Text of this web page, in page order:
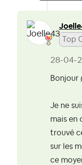
Top
‎28-04-
Bonjour
Je ne
mais en
trouvé
sur les
ce